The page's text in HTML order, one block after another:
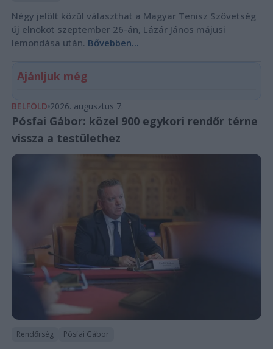
Négy jelölt közül választhat a Magyar Tenisz Szövetség
új elnököt szeptember 26-án, Lázár János májusi
lemondása után. Bővebben...
Ajánljuk még
BELFÖLD 2026. augusztus 7.
Pósfai Gábor: közel 900 egykori rendőr térne
vissza a testülethez
Rendőrség Pósfai Gábor